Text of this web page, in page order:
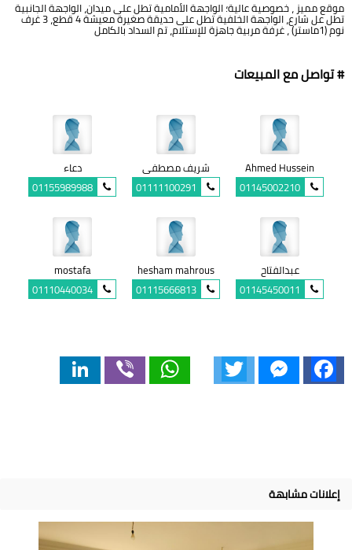
موقع مميز ، خصوصية عالية؛ الواجهة الأمامية تطل على ميدان، الواجهة الجانبية
تطل عل شارع، الواجهة الخلفية تطل على حديقة صغيرة معيشة 4 قطع، 3 غرف
نوم (1ماستر) ، غرفة مربية جاهزة للإستلام، تم السداد بالكامل
# تواصل مع المبيعات
Ahmed Hussein
01145002210
شريف مصطفى
01111100291
دعاء
01155989988
عبدالفتاح
01145450011
hesham mahrous
01115666813
mostafa
01110440034
Facebook
Messenger
WhatsApp
إعلانات مشابهة